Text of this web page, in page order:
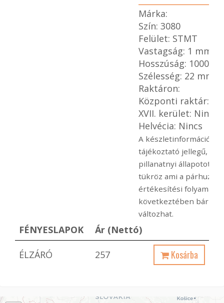
Márka:
Szín: 3080
Felület: STMT
Vastagság: 1 mm
Hosszúság: 1000
Szélesség: 22 mm
Raktáron:
Központi raktár:
XVII. kerület: Nincs
Helvécia: Nincs
A készletinformáció
tájékoztató jellegű,
pillanatnyi állapotot
tükröz ami a
értékesítési folyamatok
következtében
változhat.
FÉNYESLAPOK Ár (Nettó)
ÉLZÁRÓ 257 Kosárba